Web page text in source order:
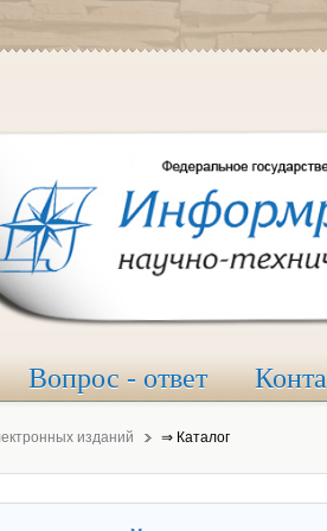
Вопрос - ответ
изданий ⇒ Каталог